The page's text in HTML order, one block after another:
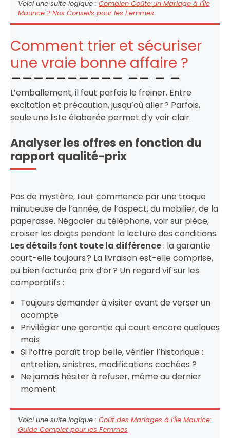
Voici une suite logique : Combien Coûte un Mariage à l’Île
Maurice ? Nos Conseils pour les Femmes
Comment trier et sécuriser
une vraie bonne affaire ?
L’emballement, il faut parfois le freiner. Entre
excitation et précaution, jusqu’où aller ? Parfois,
seule une liste élaborée permet d’y voir clair.
Analyser les offres en fonction du
rapport qualité-prix
Pas de mystère, tout commence par une traque
minutieuse de l’année, de l’aspect, du mobilier, de la
paperasse. Négocier au téléphone, voir sur pièce,
croiser les doigts pendant la lecture des conditions.
Les détails font toute la différence: la garantie
court-elle toujours ? La livraison est-elle comprise,
ou bien facturée prix d’or ? Un regard vif sur les
comparatifs :
Toujours demander à visiter avant de verser un
acompte
Privilégier une garantie qui court encore quelques
mois
Si l’offre paraît trop belle, vérifier l’historique :
entretien, sinistres, modifications cachées ?
Ne jamais hésiter à refuser, même au dernier
moment
Voici une suite logique : Coût des Mariages à l’Île Maurice:
Guide Complet pour les Femmes